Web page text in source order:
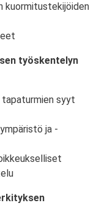
kuormitustekijöiden
työskentelyn
syyt
ja -